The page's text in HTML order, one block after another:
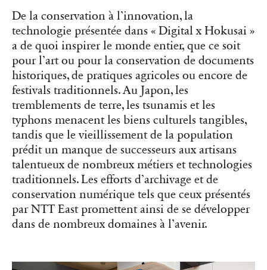
De la conservation à l’innovation, la
technologie présentée dans « Digital x Hokusai »
a de quoi inspirer le monde entier, que ce soit
pour l’art ou pour la conservation de documents
historiques, de pratiques agricoles ou encore de
festivals traditionnels. Au Japon, les
tremblements de terre, les tsunamis et les
typhons menacent les biens culturels tangibles,
tandis que le vieillissement de la population
prédit un manque de successeurs aux artisans
talentueux de nombreux métiers et technologies
traditionnels. Les efforts d’archivage et de
conservation numérique tels que ceux présentés
par NTT East promettent ainsi de se développer
dans de nombreux domaines à l’avenir.